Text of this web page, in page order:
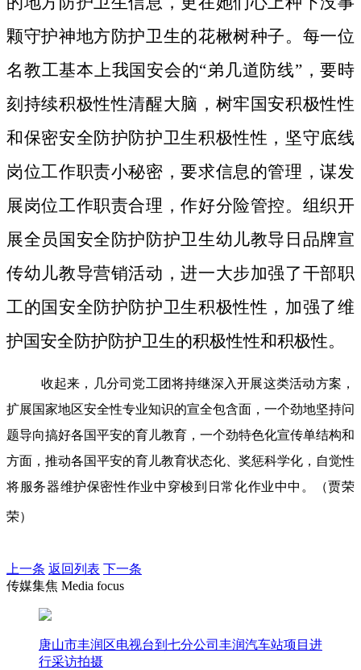
颗守护神地方防护卫生的花楸树种子。 每一位
名教工基本上我国安会的“弟几道防线”，要時
刻持续积极性性清醒大脑，树牢国安积极性性
和保密安全防护防护卫生积极性性，坚守底线
岗位工作职责小秘密，要求信息的管理，谋发
展岗位工作职责合理，作好分险管控。组织开
展全员国安全防护防护卫生幼儿教导日品牌宣
传幼儿教导营销活动，进一大步加强了干部职
工的国安全防护防护卫生积极性性，加强了维
护国安全防护防护卫生的积极性性和积极性。
收起来，几分司党工团将持继深入开展这类活动方案，
扩展国家地区安全性专业知识的宣全包含面，一个劲地坚持问
题导向搞好各国平安的育儿教育，一个劲特色化宣传单结构和
方面，推动各国平安的育儿教育状态化、奖惩科学化，自觉性
将服务器维护保密性作业中穿梭到日常化作业中中。（贾荣
荣）
上一条 返回列表 下一条
传媒集焦 Media focus
唐山市丰润区电视台到七分公司丰润汽车站项目进
行采访拍摄